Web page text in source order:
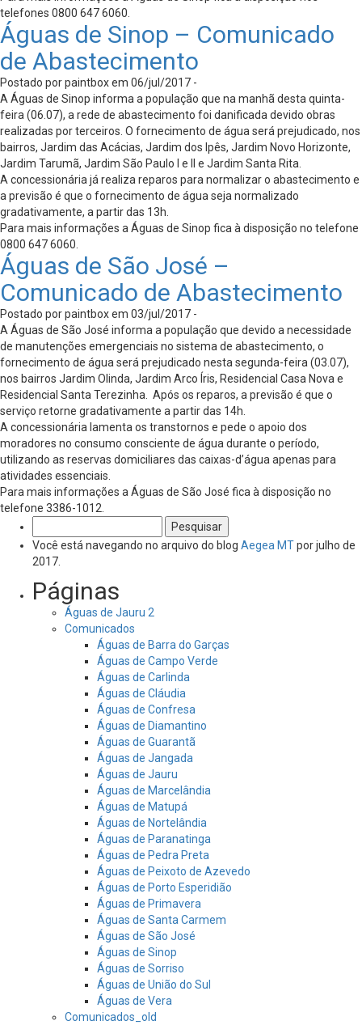
telefones 0800 647 6060.
Águas de Sinop – Comunicado
de Abastecimento
Postado por paintbox em 06/jul/2017 -
A Águas de Sinop informa a população que na manhã desta quinta-
feira (06.07), a rede de abastecimento foi danificada devido obras
realizadas por terceiros. O fornecimento de água será prejudicado, nos
bairros, Jardim das Acácias, Jardim dos Ipês, Jardim Novo Horizonte,
Jardim Tarumã, Jardim São Paulo I e II e Jardim Santa Rita.
A concessionária já realiza reparos para normalizar o abastecimento e
a previsão é que o fornecimento de água seja normalizado
gradativamente, a partir das 13h.
Para mais informações a Águas de Sinop fica à disposição no telefone
0800 647 6060.
Águas de São José –
Comunicado de Abastecimento
Postado por paintbox em 03/jul/2017 -
A Águas de São José informa a população que devido a necessidade
de manutenções emergenciais no sistema de abastecimento, o
fornecimento de água será prejudicado nesta segunda-feira (03.07),
nos bairros Jardim Olinda, Jardim Arco Íris, Residencial Casa Nova e
Residencial Santa Terezinha. Após os reparos, a previsão é que o
serviço retorne gradativamente a partir das 14h.
A concessionária lamenta os transtornos e pede o apoio dos
moradores no consumo consciente de água durante o período,
utilizando as reservas domiciliares das caixas-d’água apenas para
atividades essenciais.
Para mais informações a Águas de São José fica à disposição no
telefone 3386-1012.
por:
Você está navegando no arquivo do blog Aegea MTpor julho de
2017.
Páginas
Águas de Jauru 2
Comunicados
Águas de Barra do Garças
Águas de Campo Verde
Águas de Carlinda
Águas de Cláudia
Águas de Confresa
Águas de Diamantino
Águas de Guarantã
Águas de Jangada
Águas de Jauru
Águas de Marcelândia
Águas de Matupá
Águas de Nortelândia
Águas de Paranatinga
Águas de Pedra Preta
Águas de Peixoto de Azevedo
Águas de Porto Esperidião
Águas de Primavera
Águas de Santa Carmem
Águas de São José
Águas de Sinop
Águas de Sorriso
Águas de União do Sul
Águas de Vera
Comunicados_old